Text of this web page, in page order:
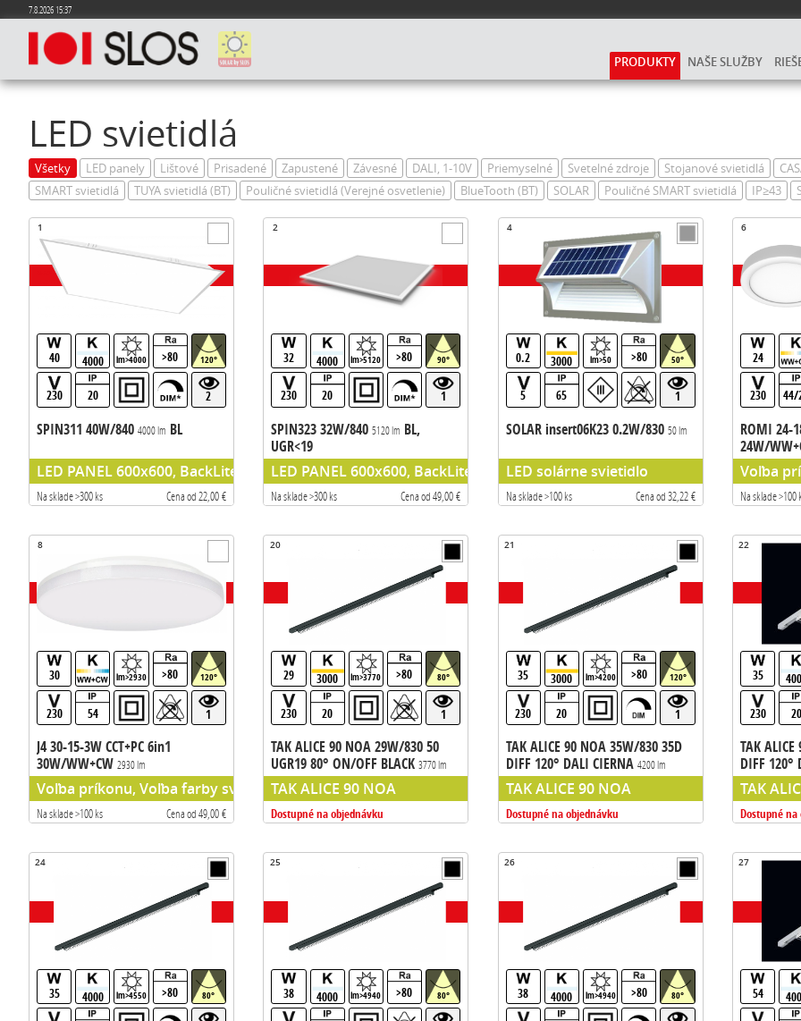
7.8.2026 15:37
PRODUKTY
NAŠE SLUŽBY
LED svietidlá
Všetky LED panely Lištové Prisadené Zapustené Závesné DALI, 1-10V Priemyselné Svetelné zdroje Stojanové svietidlá
SMART svietidlá
TUYA svietidlá (BT) Pouličné svietidlá (Verejné osvetlenie) BlueTooth (BT) SOLAR Pouličné SMART svietidlá IP≥43
1
40 4000 lm>4000 >80 120°
230 20 2
SPIN311 40W/8404000 lm BL
LED PANEL 600x600, BackLite
Na sklade >300 ks Cena od 22,00 €
2
32 4000 lm>5120 >80 90°
230 20 1
SPIN323 32W/8405120 lm BL,
UGR<19
LED PANEL 600x600, BackLite
Na sklade >300 ks Cena od 49,00 €
4
0.2 3000 lm>50 >80 50°
5 65 1
SOLAR insert06K23 0.2W/830 50 lm
LED solárne svietidlo
Na sklade >100 ks Cena od 32,22 €
6
24
230 44/
ROMI 24-
24W/
Voľba
Na sklade >100
8
30 lm>2930 >80 120°
230 54 1
J4 30-15-3W CCT+PC 6in1
30W/WW+CW2930 lm
Voľba príkonu, Voľba farby svetla
Na sklade >100 ks Cena od 49,00 €
20
29 3000 lm>3770 >80 80°
230 20 1
TAK ALICE 90 NOA 29W/830 50
UGR19 80° ON/OFF BLACK3770 lm
liniove svietidlo do listy GLOBAL
TAK ALICE 90 NOA
Dostupné na objednávku
21
35 3000 lm>4200 >80 120°
230 20 1
TAK ALICE 90 NOA 35W/830 35D
DIFF 120° DALI CIERNA 4200 lm
liniove svietidlo do listy GLOBAL
TAK ALICE 90 NOA
Dostupné na objednávku
22
35
230 20
TAK
DIFF
liniove
TAK
Dostupné
24
35 4000 lm>4550 >80 80°
25
38 4000 lm>4940 >80 80°
26
38 4000 lm>4940 >80 80°
27
54